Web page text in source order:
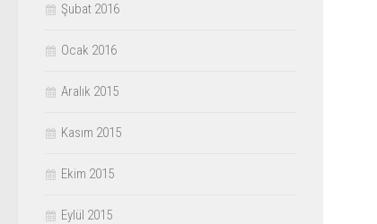
Şubat 2016
Ocak 2016
Aralık 2015
Kasım 2015
Ekim 2015
Eylül 2015